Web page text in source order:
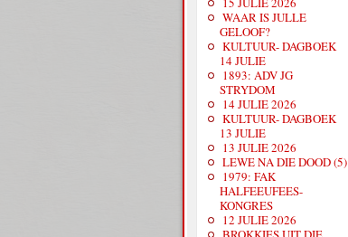
WAAR IS JULLE
GELOOF?
KULTUUR- DAGBOEK
14 JULIE
1893: ADV JG
STRYDOM
14 JULIE 2026
KULTUUR- DAGBOEK
13 JULIE
13 JULIE 2026
LEWE NA DIE DOOD (5)
1979: FAK
HALFEEUFEES-
KONGRES
12 JULIE 2026